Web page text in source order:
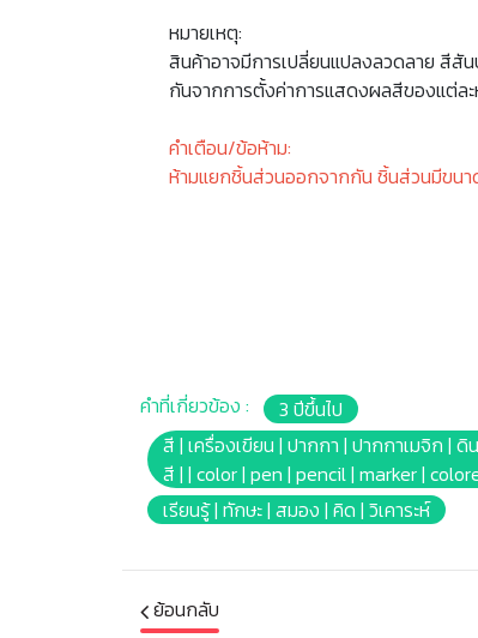
หมายเหตุ:
สินค้าอาจมีการเปลี่ยนแปลงลวดลาย สี
กันจากการตั้งค่าการแสดงผลสีของแต่ล
คำเตือน/ข้อห้าม:
ห้ามแยกชิ้นส่วนออกจากกัน ชิ้นส่วนมีขนา
คำที่เกี่ยวข้อง :
3 ปีขึ้นไป
สี | เครื่องเขียน | ปากกา | ปากกาเมจิก |
สี | | color | pen | pencil | marker |
เรียนรู้ | ทักษะ | สมอง | คิด | วิเคาระห์
ย้อนกลับ